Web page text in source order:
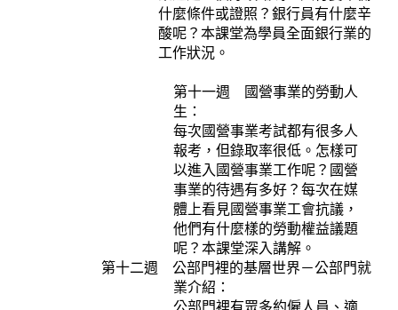
什麼條件或證照？銀行員有什麼辛
酸呢？本課堂為學員全面銀行業的
工作狀況。
第十一週 國營事業的勞動人
生：
每次國營事業考試都有很多人
報考，但錄取率很低。怎樣可
以進入國營事業工作呢？國營
事業的待遇有多好？每次在媒
體上看見國營事業工會抗議，
他們有什麼樣的勞動權益議題
呢？本課堂深入講解。
第十二週 公部門裡的基層世界－公部門就
業介紹：